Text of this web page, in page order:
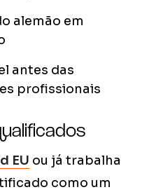
alemão em
antes das
profissionais
EU ou já trabalha
como um